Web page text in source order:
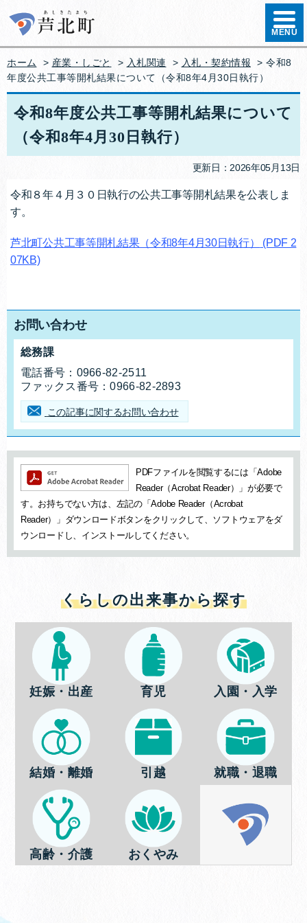
ハンバ
MENU
ホーム > 産業・しごと > 入札関連 > 入札・契約情報 > 令和8
年度公共工事等開札結果について（令和8年4月30日執行）
令和8年度公共工事等開札結果について
（令和8年4月30日執行）
更新日：2026年05月13日
令和８年４月３０日執行の公共工事等開札結果を公表しま
す。
芦北町公共工事等開札結果（令和8年4月30日執行）
(PDF 2
07KB)
お問い合わせ
お問合せ先
総務課
電話番号： 0966-82-2511
ファックス番号：0966-82-2893
この記事に関するお問い合わせ
追加情報：PDFファイル
PDFファイルを閲覧するには「Adobe
Reader（Acrobat Reader）」が必要で
す。お持ちでない方は、左記の「Adobe Reader（Acrobat
Reader）」ダウンロードボタンをクリックして、ソフトウェアをダ
ウンロードし、インストールしてください。
くらしの出来事から探す
妊娠・出産 育児 入園・入学
結婚・離婚 引越 就職・退職
高齢・介護 おくやみ